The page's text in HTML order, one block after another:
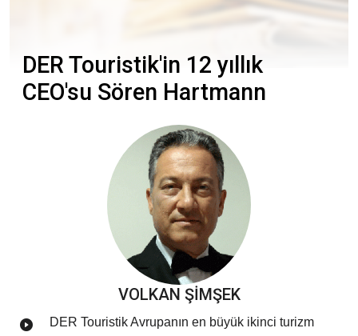
DER Touristik'in 12 yıllık
CEO'su Sören Hartmann
VOLKAN ŞİMŞEK
DER Touristik Avrupanın en büyük ikinci turizm